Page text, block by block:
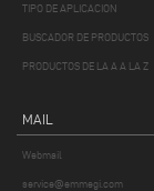
TIPO DE APLICACION
BUSCADOR DE PRODUCTOS
PRODUCTOS DE LA A A LA Z
MAIL
Webmail
service@emmegi.com